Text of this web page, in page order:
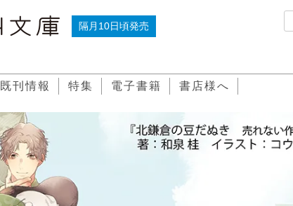
隔月10日頃発売
既刊情報 特集 電子書籍 書店様へ